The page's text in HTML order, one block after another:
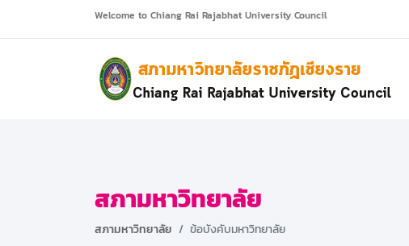
ยินดีต้อนรับเข้าสู่ เว็บไซต์สภามหาวิทยาลัยราชภัฏเชียงราย
สภามหาวิทยาลัย
สภามหาวิทยาลัย ข้อบังคับมหาวิทยาลัย